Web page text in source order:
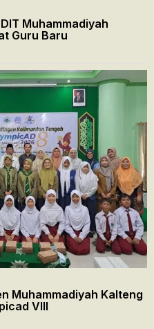
Muhammadiyah
Guru Baru
Muhammadiyah Kalteng
VIII